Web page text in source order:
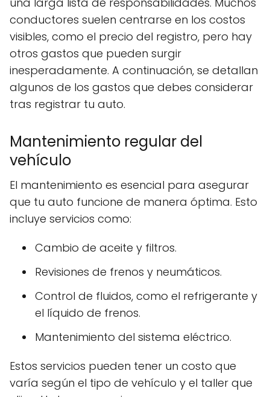
conductores suelen centrarse en los costos
visibles, como el precio del registro, pero hay
otros gastos que pueden surgir
inesperadamente. A continuación, se detallan
algunos de los gastos que debes considerar
tras registrar tu auto.
Mantenimiento regular del
vehículo
El mantenimiento es esencial para asegurar
que tu auto funcione de manera óptima. Esto
incluye servicios como:
Cambio de aceite y filtros.
Revisiones de frenos y neumáticos.
Control de fluidos, como el refrigerante y
el líquido de frenos.
Mantenimiento del sistema eléctrico.
Estos servicios pueden tener un costo que
varía según el tipo de vehículo y el taller que